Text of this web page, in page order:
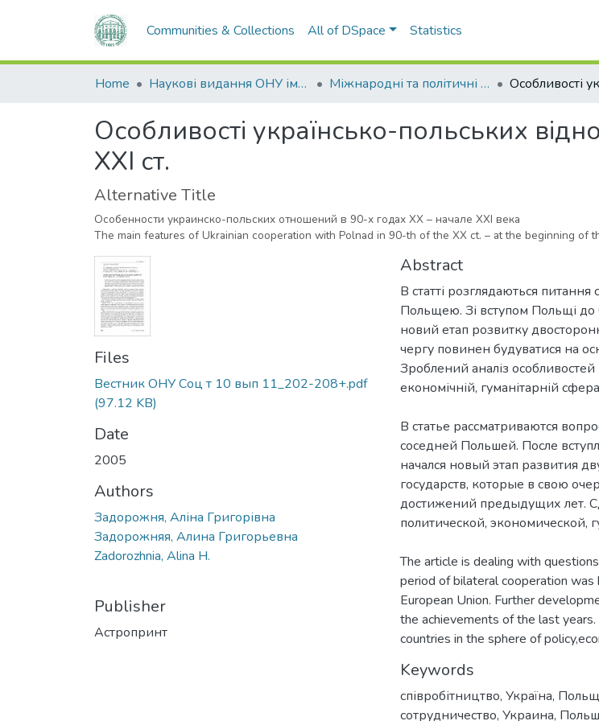
Communities & Collections All of DSpace Statistics
Home Наукові видання ОНУ імені І. І. Мечникова Міжнародні та політичні дослідження
Особливості українсько-польських
XXI ст.
Alternative Title
Особенности украинско-польских отношений в 90-х годах XX – начале XXI века
The main features of Ukrainian cooperation with Polnad in 90-th of the XX ct. – at the beginning of
Files
Вестник ОНУ Соц т 10 вып 11_202-208+.pdf
(97.12 KB)
Date
2005
Authors
Задорожня, Аліна Григорівна
Задорожняя, Алина Григорьевна
Zadorozhnia, Alina H.
Publisher
Астропринт
Abstract
В статті розглядаються питання
Польщею. Зі вступом Польщі
новий етап розвитку
чергу повинен будуватися на
Зроблений аналіз особливостей
В статье рассматриваются
соседней Польшей. После
начался новый этап развития
государств, которые в свою
достижений предыдущих лет.
The article is dealing with
period of bilateral cooperation
European Union. Further
the achievements of the last
countries in the sphere of
Keywords
співробітництво, Україна,
сотрудничество, Украина,